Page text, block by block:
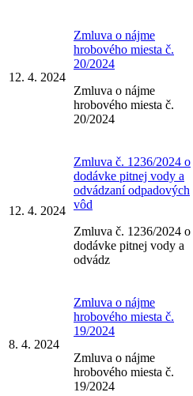
12. 4. 2024
Zmluva o nájme
hrobového miesta č.
20/2024
Zmluva o nájme
hrobového miesta č.
20/2024
12. 4. 2024
Zmluva č. 1236/2024 o
dodávke pitnej vody a
odvádzaní odpadových
vôd
Zmluva č. 1236/2024 o
dodávke pitnej vody a
odvádz
8. 4. 2024
Zmluva o nájme
hrobového miesta č.
19/2024
Zmluva o nájme
hrobového miesta č.
19/2024